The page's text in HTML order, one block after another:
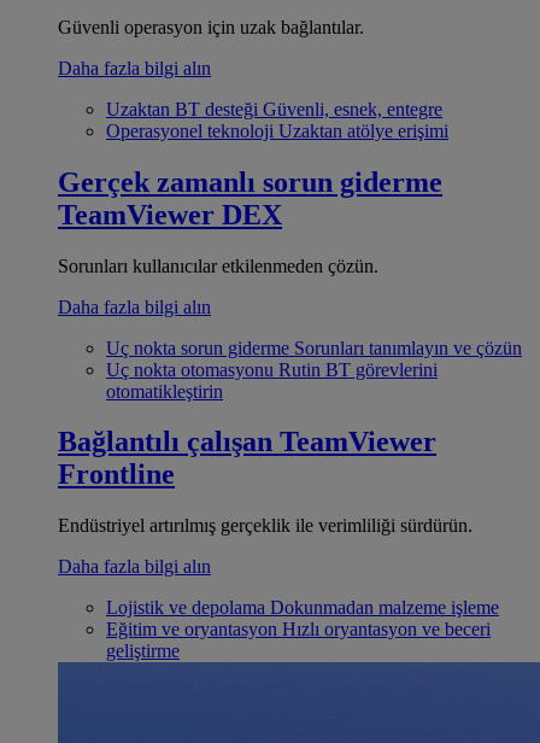
Güvenli operasyon için uzak bağlantılar.
Daha fazla bilgi alın
Uzaktan BT desteği Güvenli, esnek, entegre
Operasyonel teknoloji Uzaktan atölye erişimi
Gerçek zamanlı sorun giderme
TeamViewer DEX
Sorunları kullanıcılar etkilenmeden çözün.
Daha fazla bilgi alın
Uç nokta sorun giderme Sorunları tanımlayın ve çözün
Uç nokta otomasyonu Rutin BT görevlerini
otomatikleştirin
Bağlantılı çalışan TeamViewer
Frontline
Endüstriyel artırılmış gerçeklik ile verimliliği sürdürün.
Daha fazla bilgi alın
Lojistik ve depolama Dokunmadan malzeme işleme
Eğitim ve oryantasyon Hızlı oryantasyon ve beceri
geliştirme